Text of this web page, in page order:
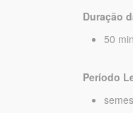
Duração
50
Período